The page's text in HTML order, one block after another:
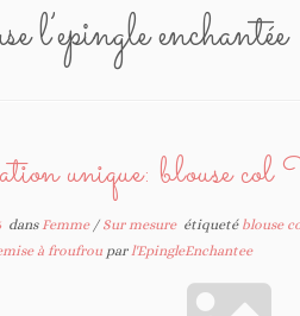
l’epingle enchantée
unique: blouse
dans Femme / Sur mesure étiqueté blouse
à froufrou par l'EpingleEnchantee